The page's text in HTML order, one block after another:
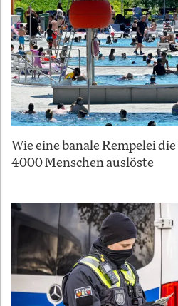
Wie eine banale Rempelei
4000 Menschen auslöste